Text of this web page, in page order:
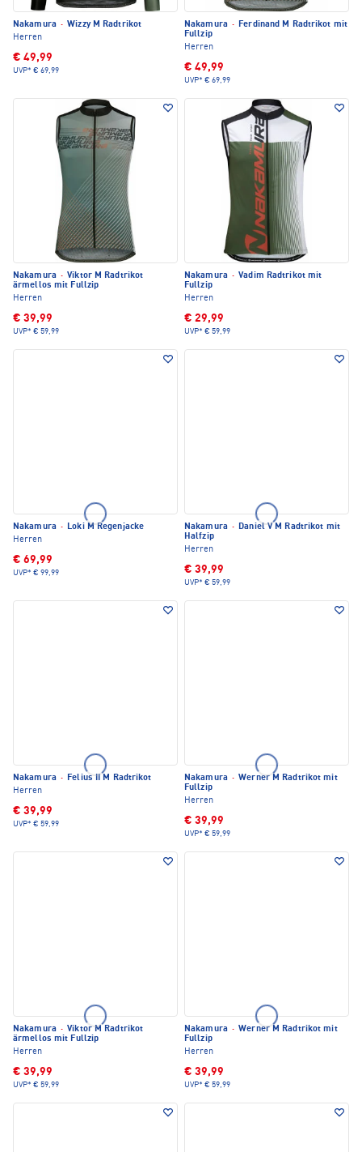
Nakamura · Wizzy M Radtrikot
Herren
€ 49,99
UVP* € 69,99
Nakamura · Ferdinand M Radtrikot mit
Fullzip
Herren
€ 49,99
UVP* € 69,99
Nakamura · Viktor M Radtrikot
ärmellos mit Fullzip
Herren
€ 39,99
UVP* € 59,99
Nakamura · Vadim Radtrikot mit
Fullzip
Herren
€ 29,99
UVP* € 59,99
Nakamura · Loki M Regenjacke
Herren
€ 69,99
UVP* € 99,99
Nakamura · Daniel V M Radtrikot mit
Halfzip
Herren
€ 39,99
UVP* € 59,99
Nakamura · Felius II M Radtrikot
Herren
€ 39,99
UVP* € 59,99
Nakamura · Werner M Radtrikot mit
Fullzip
Herren
€ 39,99
UVP* € 59,99
Nakamura · Viktor M Radtrikot
ärmellos mit Fullzip
Herren
€ 39,99
UVP* € 59,99
Nakamura · Werner M Radtrikot mit
Fullzip
Herren
€ 39,99
UVP* € 59,99